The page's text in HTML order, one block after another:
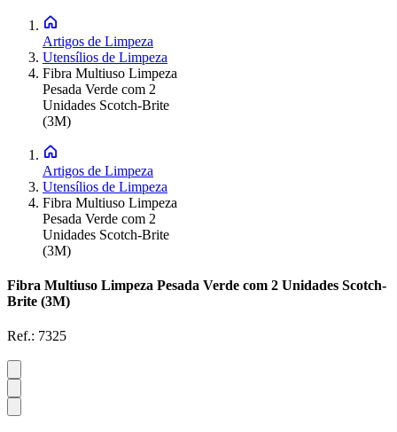
Artigos de Limpeza
Utensílios de Limpeza
Fibra Multiuso Limpeza
Pesada Verde com 2
Unidades Scotch-Brite
(3M)
Artigos de Limpeza
Utensílios de Limpeza
Fibra Multiuso Limpeza
Pesada Verde com 2
Unidades Scotch-Brite
(3M)
Fibra Multiuso Limpeza Pesada Verde com 2 Unidades Scotch-
Brite (3M)
Ref.: 7325